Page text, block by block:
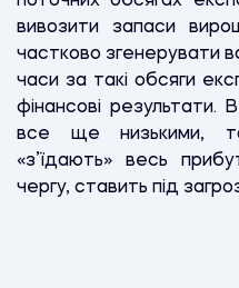
вивозити запаси
частково згенерувати
часи за такі обсяги
фінансові результати.
все ще низькими,
«з’їдають» весь
чергу, ставить під